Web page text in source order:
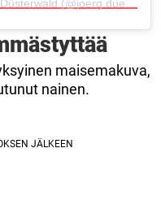
maisemakuva,
nainen.